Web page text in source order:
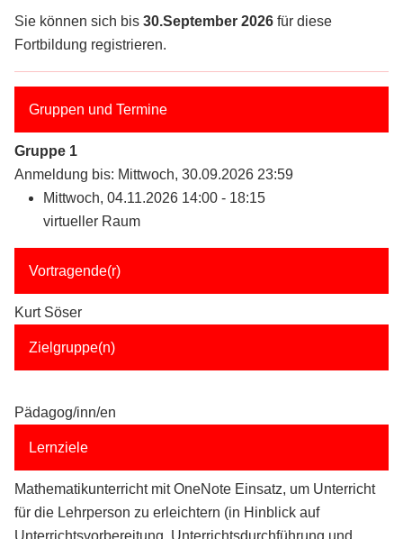
Sie können sich bis 30.September 2026 für diese
Fortbildung registrieren.
Gruppen und Termine
Gruppe 1
Anmeldung bis: Mittwoch, 30.09.2026 23:59
Mittwoch, 04.11.2026 14:00 - 18:15
virtueller Raum
Vortragende(r)
Kurt Söser
Zielgruppe(n)
Pädagog/inn/en
Lernziele
Mathematikunterricht mit OneNote Einsatz, um Unterricht
für die Lehrperson zu erleichtern (in Hinblick auf
Unterrichtsvorbereitung, Unterrichtsdurchführung und